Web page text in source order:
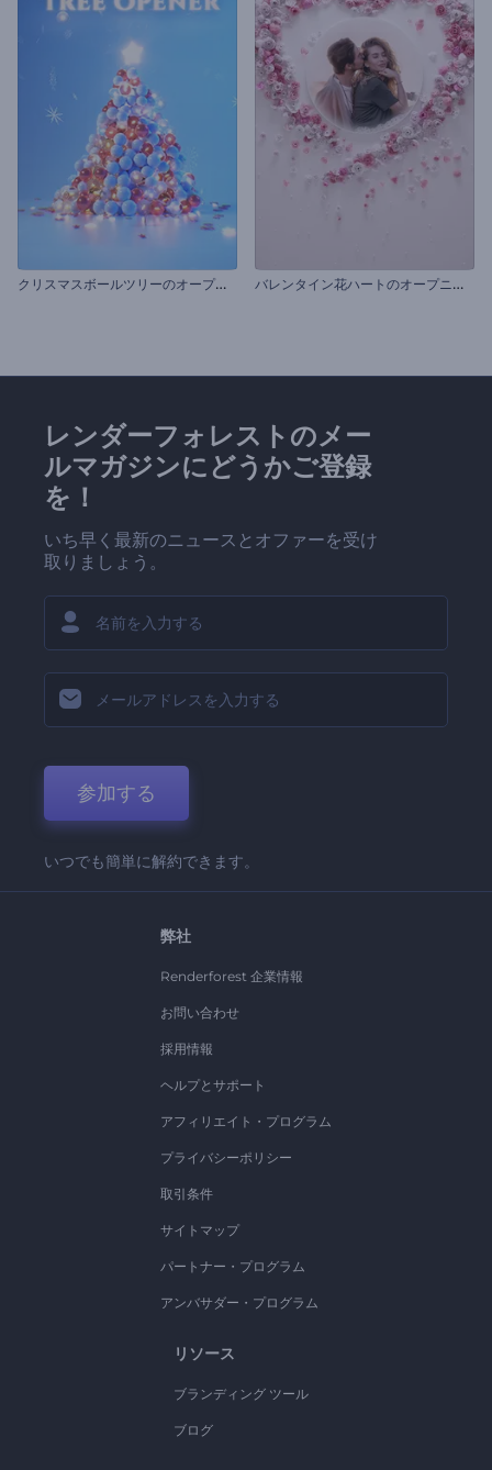
ク
リスマスボールツリーのオープニング動画 バ
レンタイン花ハートのオープニング動画
レンダーフォレストのメー
ルマガジンにどうかご登録
を！
いち早く最新のニュースとオファーを受け
取りましょう。
参加する
いつでも簡単に解約できます。
弊社
Renderforest 企業情報
お問い合わせ
採用情報
ヘルプとサポート
アフィリエイト・プログラム
プライバシーポリシー
取引条件
サイトマップ
パートナー・プログラム
アンバサダー・プログラム
リソース
ブランディング ツール
ブログ